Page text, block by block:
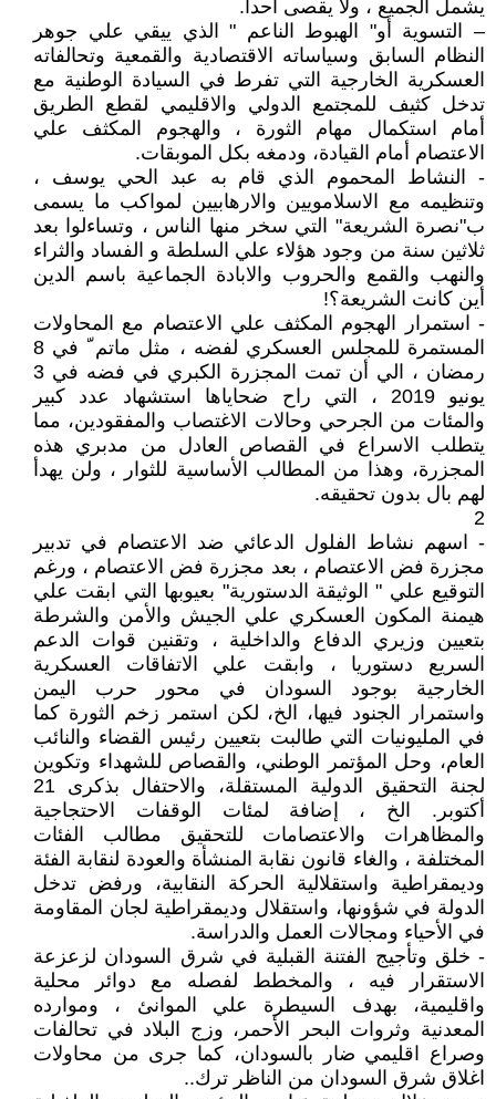
يشمل الجميع ، ولا يقصى أحدا.
– التسوية أو" الهبوط الناعم " الذي ييقي علي جوهر
النظام السابق وسياساته الاقتصادية والقمعية وتحالفاته
العسكرية الخارجية التي تفرط في السيادة الوطنية مع
تدخل كثيف للمجتمع الدولي والاقليمي لقطع الطريق
أمام استكمال مهام الثورة ، والهجوم المكثف علي
الاعتصام أمام القيادة، ودمغه بكل الموبقات.
- النشاط المحموم الذي قام به عبد الحي يوسف ،
وتنظيمه مع الاسلامويين والارهابيين لمواكب ما يسمى
ب"نصرة الشريعة" التي سخر منها الناس ، وتساءلوا بعد
ثلاثين سنة من وجود هؤلاء علي السلطة و الفساد والثراء
والنهب والقمع والحروب والابادة الجماعية باسم الدين
أين كانت الشريعة؟!
- استمرار الهجوم المكثف علي الاعتصام مع المحاولات
المستمرة للمجلس العسكري لفضه ، مثل ماتم ّ في 8
رمضان ، الي أن تمت المجزرة الكبري في فضه في 3
يونيو 2019 ، التي راح ضحاياها استشهاد عدد كبير
والمئات من الجرحي وحالات الاغتصاب والمفقودين، مما
يتطلب الاسراع في القصاص العادل من مدبري هذه
المجزرة، وهذا من المطالب الأساسية للثوار ، ولن يهدأ
لهم بال بدون تحقيقه.
2
- اسهم نشاط الفلول الدعائي ضد الاعتصام في تدبير
مجزرة فض الاعتصام ، بعد مجزرة فض الاعتصام ، ورغم
التوقيع علي " الوثيقة الدستورية" بعيوبها التي ابقت علي
هيمنة المكون العسكري علي الجيش والأمن والشرطة
بتعيين وزيري الدفاع والداخلية ، وتقنين قوات الدعم
السريع دستوريا ، وابقت علي الاتفاقات العسكرية
الخارجية بوجود السودان في محور حرب اليمن
واستمرار الجنود فيها، الخ، لكن استمر زخم الثورة كما
في المليونيات التي طالبت بتعيين رئيس القضاء والنائب
العام، وحل المؤتمر الوطني، والقصاص للشهداء وتكوين
لجنة التحقيق الدولية المستقلة، والاحتفال بذكرى 21
أكتوبر. الخ ، إضافة لمئات الوقفات الاحتجاجية
والمظاهرات والاعتصامات للتحقيق مطالب الفئات
المختلفة ، والغاء قانون نقابة المنشأة والعودة لنقابة الفئة
وديمقراطية واستقلالية الحركة النقابية، ورفض تدخل
الدولة في شؤونها، واستقلال وديمقراطية لجان المقاومة
في الأحياء ومجالات العمل والدراسة.
- خلق وتأجيج الفتنة القبلية في شرق السودان لزعزعة
الاستقرار فيه ، والمخطط لفصله مع دوائر محلية
واقليمية، بهدف السيطرة علي الموانئ ، وموارده
المعدنية وثروات البحر الأحمر، وزج البلاد في تحالفات
وصراع اقليمي ضار بالسودان، كما جرى من محاولات
اغلاق شرق السودان من الناظر ترك..